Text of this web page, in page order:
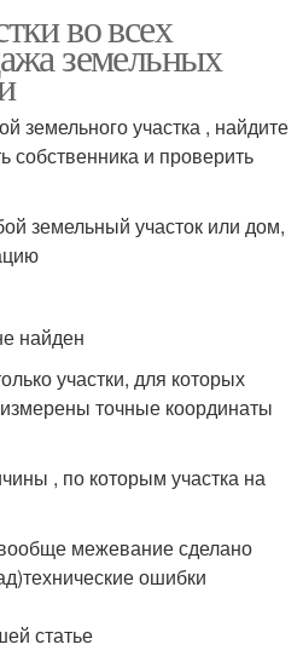
во всех
земельных
земельного участка , найдите
собственника и проверить
земельный участок или дом,
найден
участки, для которых
точные координаты
, по которым участка на
межевание сделано
ошибки
статье